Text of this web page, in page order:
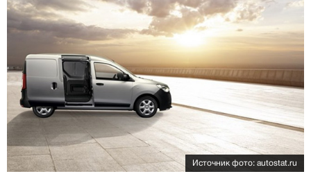
Источник фото: autostat.ru